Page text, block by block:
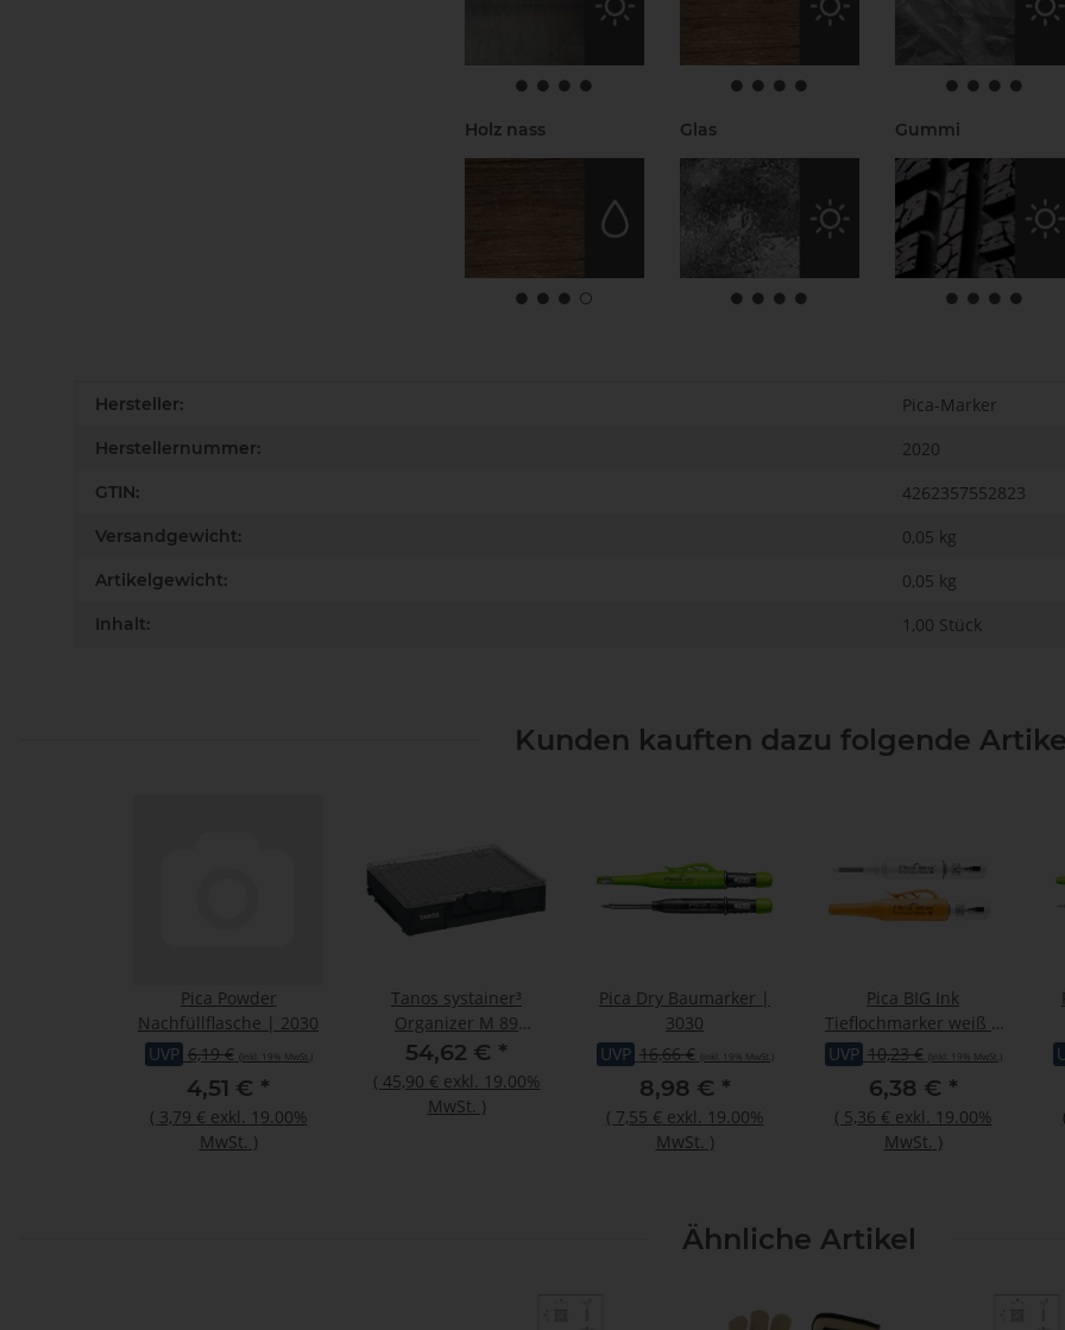
Holz nass Glas Gummi
Produkteigenschaft
Wert
Hersteller: Pica-Marker
Herstellernummer: 2020
GTIN: 4262357552823
Versandgewicht: 0,05 kg
Artikelgewicht: 0,05 kg
Inhalt: 1,00 Stück
Kunden kauften dazu folgende
Pica Powder
Nachfüllflasche | 2030
UVP 6,19 € (inkl. 19% MwSt.)
4,51 € *
( 3,79 € exkl. 19.00%
MwSt. )
Tanos systainer³
Organizer M 89
anthrazit (RAL 7016),
Verschluss anthrazit
(RAL 7016)
54,62 € *
( 45,90 € exkl. 19.00%
MwSt. )
Pica Dry Baumarker |
3030
UVP 16,66 € (inkl. 19% MwSt.)
8,98 € *
( 7,55 € exkl. 19.00%
MwSt. )
Pica BIG Ink
Tieflochmarker weiß |
170/52
UVP 10,23 € (inkl. 19% MwSt.)
6,38 € *
( 5,36 € exkl. 19.00%
MwSt. )
Ähnliche Artikel